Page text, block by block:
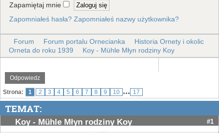
Zapamiętaj mnie
Zapomniałeś hasła? Zapomniałeś nazwy użytkownika?
Forum Forum portalu Ornecianka
Historia Ornety i okolic
Orneta do roku 1939
Koy - Mühle Młyn rodziny Koy
Odpowiedz
Strona: 1 2 3 4 5 6 7 8 9 10 ... 17
TEMAT:
Koy - Mühle Młyn rodziny Koy #1